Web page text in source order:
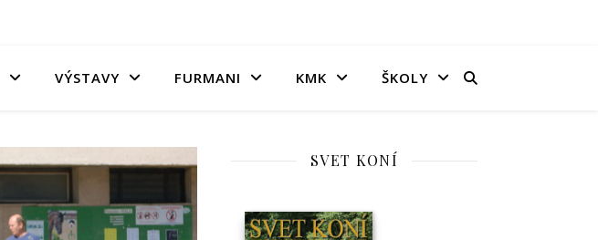
VÝSTAVY FURMANI KMK ŠKOLY
SVET KONÍ